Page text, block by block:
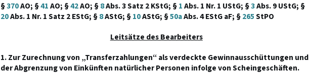
§370AO; §41AO; §42AO; §8Abs. 3 Satz 2 KStG; §1Abs. 1 Nr. 1 UStG; §3Abs. 9 UStG; §
20Abs. 1 Nr. 1 Satz 2 EStG; §8AStG; §10AStG; §50aAbs. 4 EStG aF; §265StPO
Leitsätze des Bearbeiters
1. Zur Zurechnung von „Transferzahlungen“ als verdeckte Gewinnausschüttungen und
der Abgrenzung von Einkünften natürlicher Personen infolge von Scheingeschäften.